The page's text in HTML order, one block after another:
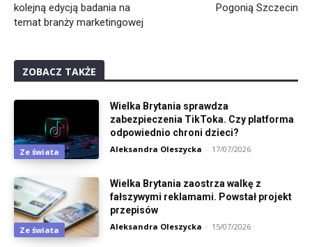
kolejną edycją badania na
temat branży marketingowej
Pogonią Szczecin
ZOBACZ TAKŻE
Ze świata
Wielka Brytania sprawdza
zabezpieczenia TikToka. Czy platforma
odpowiednio chroni dzieci?
Aleksandra Oleszycka - 17/07/2026
Ze świata
Wielka Brytania zaostrza walkę z
fałszywymi reklamami. Powstał projekt
przepisów
Aleksandra Oleszycka - 15/07/2026